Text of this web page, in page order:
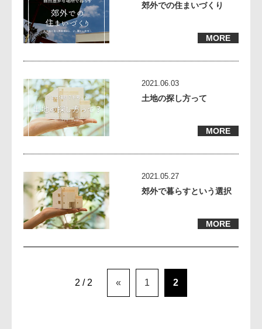
郊外での住まいづくり
MORE
2021.06.03
土地の探し方って
MORE
2021.05.27
郊外で暮らすという選択
MORE
2 / 2 « 1 2